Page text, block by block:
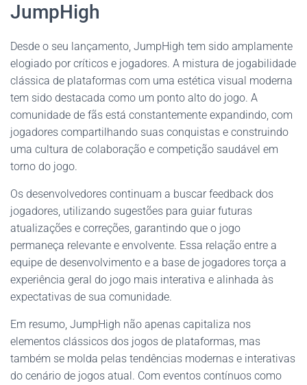
JumpHigh
Desde o seu lançamento, JumpHigh tem sido amplamente
elogiado por críticos e jogadores. A mistura de jogabilidade
clássica de plataformas com uma estética visual moderna
tem sido destacada como um ponto alto do jogo. A
comunidade de fãs está constantemente expandindo, com
jogadores compartilhando suas conquistas e construindo
uma cultura de colaboração e competição saudável em
torno do jogo.
Os desenvolvedores continuam a buscar feedback dos
jogadores, utilizando sugestões para guiar futuras
atualizações e correções, garantindo que o jogo
permaneça relevante e envolvente. Essa relação entre a
equipe de desenvolvimento e a base de jogadores torça a
experiência geral do jogo mais interativa e alinhada às
expectativas de sua comunidade.
Em resumo, JumpHigh não apenas capitaliza nos
elementos clássicos dos jogos de plataformas, mas
também se molda pelas tendências modernas e interativas
do cenário de jogos atual. Com eventos contínuos como